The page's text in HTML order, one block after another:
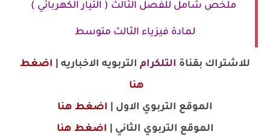
ملخص شامل للفصل الثالث ( التيار الكهربائي )
لمادة فيزياء الثالث متوسط
للاشتراك بقناة التلكرام التربويه الاخباريه |
اضغط
هنا
الموقع التربوي الاول |
اضغط هنا
الموقع التربوي الثاني | اضغط هنا